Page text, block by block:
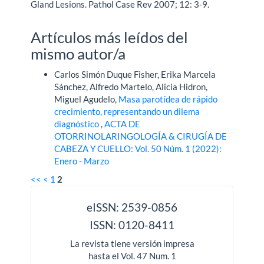
Gland Lesions. Pathol Case Rev 2007; 12: 3-9.
Artículos más leídos del
mismo autor/a
Carlos Simón Duque Fisher, Erika Marcela
Sánchez, Alfredo Martelo, Alicia Hidron,
Miguel Agudelo, Masa parotídea de rápido
crecimiento, representando un dilema
diagnóstico,ACTA DE
OTORRINOLARINGOLOGÍA & CIRUGÍA DE
CABEZA Y CUELLO: Vol. 50 Núm. 1 (2022):
Enero - Marzo
<< < 1 2
eISSN: 2539-0856
ISSN: 0120-8411
La revista tiene versión impresa
hasta el Vol. 47 Num. 1